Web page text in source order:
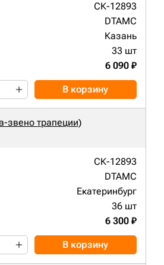
СК-12893
DTAMC
Казань
33 шт
6 090 ₽
В корзину
звено трапеции)
СК-12893
DTAMC
Екатеринбург
36 шт
6 300 ₽
В корзину